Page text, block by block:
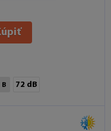
B 72 dB